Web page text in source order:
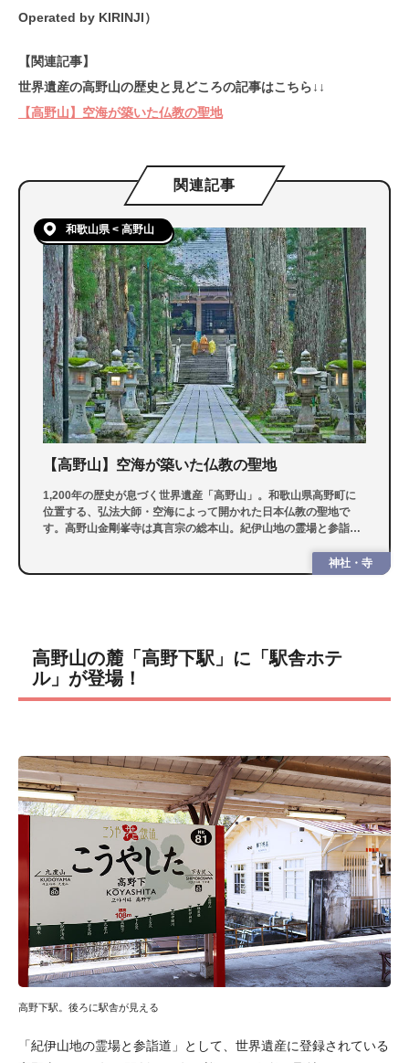
Operated by KIRINJI）
【関連記事】
世界遺産の高野山の歴史と見どころの記事はこちら↓↓
【高野山】空海が築いた仏教の聖地
関連記事
和歌山県 < 高野山
【高野山】空海が築いた仏教の聖地
1,200年の歴史が息づく世界遺産「高野山」。和歌山県高野町に
位置する、弘法大師・空海によって開かれた日本仏教の聖地で
す。高野山金剛峯寺は真言宗の総本山。紀伊山地の霊場と参詣道
神社・寺
高野山の麓「高野下駅」に「駅舎ホテ
ル」が登場！
高野下駅。後ろに駅舎が見える
「紀伊山地の霊場と参詣道」として、世界遺産に登録されている